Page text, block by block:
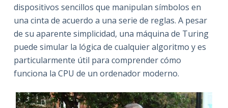
dispositivos sencillos que manipulan símbolos en
una cinta de acuerdo a una serie de reglas. A pesar
de su aparente simplicidad, una máquina de Turing
puede simular la lógica de cualquier algoritmo y es
particularmente útil para comprender cómo
funciona la CPU de un ordenador moderno.